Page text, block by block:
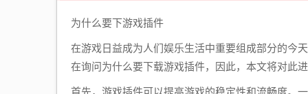
为什么要下游戏插件
在游戏日益成为人们娱乐生活中重要组成部分的今
在询问为什么要下载游戏插件，因此，本文将对此